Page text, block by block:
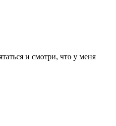
и смотри, что у меня